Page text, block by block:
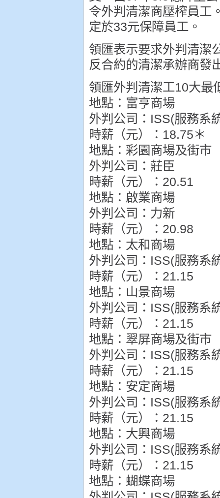
令外判清潔商壓榨員工
定於33元保障員工。
領匯表示要求外判清潔
反合約的清潔承辦商發
領匯外判清潔工10大最
地點：富亨商場
外判公司：ISS(服務系
時薪（元）：18.75＊
地點：彩園商場及街市
外判公司：莊臣
時薪（元）：20.51
地點：啟業商場
外判公司：力新
時薪（元）：20.98
地點：太和商場
外判公司：ISS(服務系
時薪（元）：21.15
地點：山景商場
外判公司：ISS(服務系
時薪（元）：21.15
地點：翠屏商場及街市
外判公司：ISS(服務系
時薪（元）：21.15
地點：安定商場
外判公司：ISS(服務系
時薪（元）：21.15
地點：大興商場
外判公司：ISS(服務系
時薪（元）：21.15
地點：蝴蝶商場